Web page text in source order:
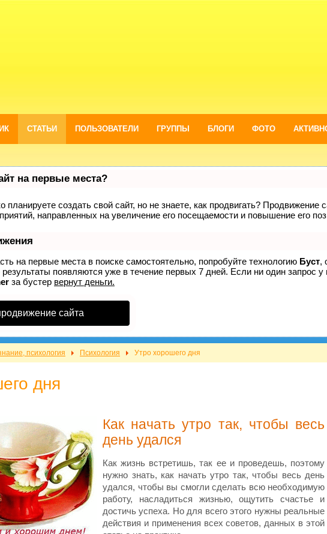
СТАТЬИ ПОЛЬЗОВАТЕЛИ ГРУППЫ БЛОГИ ФОТО
на первые места?
планируете создать свой сайт, но не знаете, как продвигать? Продвижение
направленных на увеличение его посещаемости и повышение его
на первые места в поиске самостоятельно, попробуйте технологию Буст,
появляются уже в течение первых 7 дней. Если ни один запрос у
за бустер вернут деньги.
сайта
психология Психология Утро хорошего дня
дня
Как начать утро так, чтобы весь
день удался
Как жизнь встретишь, так ее и проведешь, поэтому
нужно знать, как начать утро так, чтобы весь день
удался, чтобы вы смогли сделать всю необходимую
работу, насладиться жизнью, ощутить счастье и
достичь успеха. Но для всего этого нужны реальные
действия и применения всех советов, данных в этой